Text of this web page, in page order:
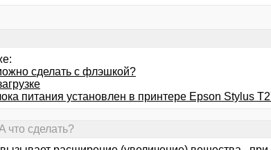
сделать с флэшкой?
питания установлен в принтере Epson Stylus
что сделать?